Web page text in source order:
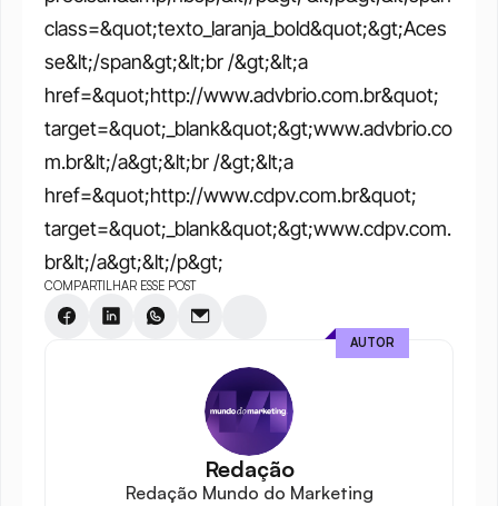
class=&quot;texto_laranja_bold&quot;&gt;Aces
se&lt;/span&gt;&lt;br /&gt;&lt;a
href=&quot;http://www.advbrio.com.br&quot;
target=&quot;_blank&quot;&gt;www.advbrio.co
m.br&lt;/a&gt;&lt;br /&gt;&lt;a
href=&quot;http://www.cdpv.com.br&quot;
target=&quot;_blank&quot;&gt;www.cdpv.com.
br&lt;/a&gt;&lt;/p&gt;
COMPARTILHAR ESSE POST
Redação
Redação Mundo do Marketing
AUTOR